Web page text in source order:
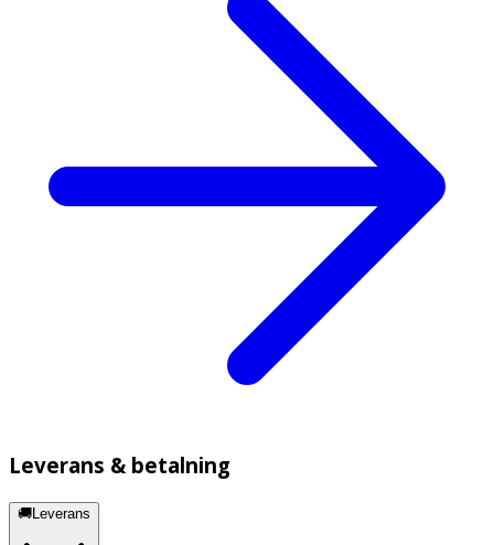
Leverans & betalning
🚚Leverans